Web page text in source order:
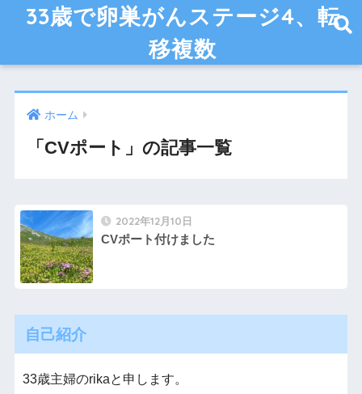
33歳で卵巣がんステージ4、転
移複数
ホーム
「CVポート」の記事一覧
2022年12月10日
CVポート付けました
自己紹介
33歳主婦のrikaと申します。